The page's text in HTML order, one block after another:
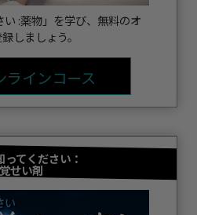
い :薬物」を学び、無料のオ
しましょう。
ラインコース
ってください：
覚せい剤